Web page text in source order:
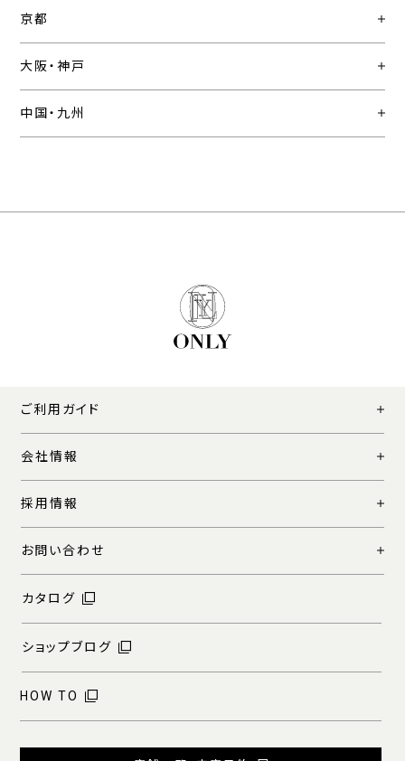
京都
大阪・神戸
中国・九州
ご利用ガイド
会社情報
採用情報
お問い合わせ
カタログ
ショップブログ
HOW TO